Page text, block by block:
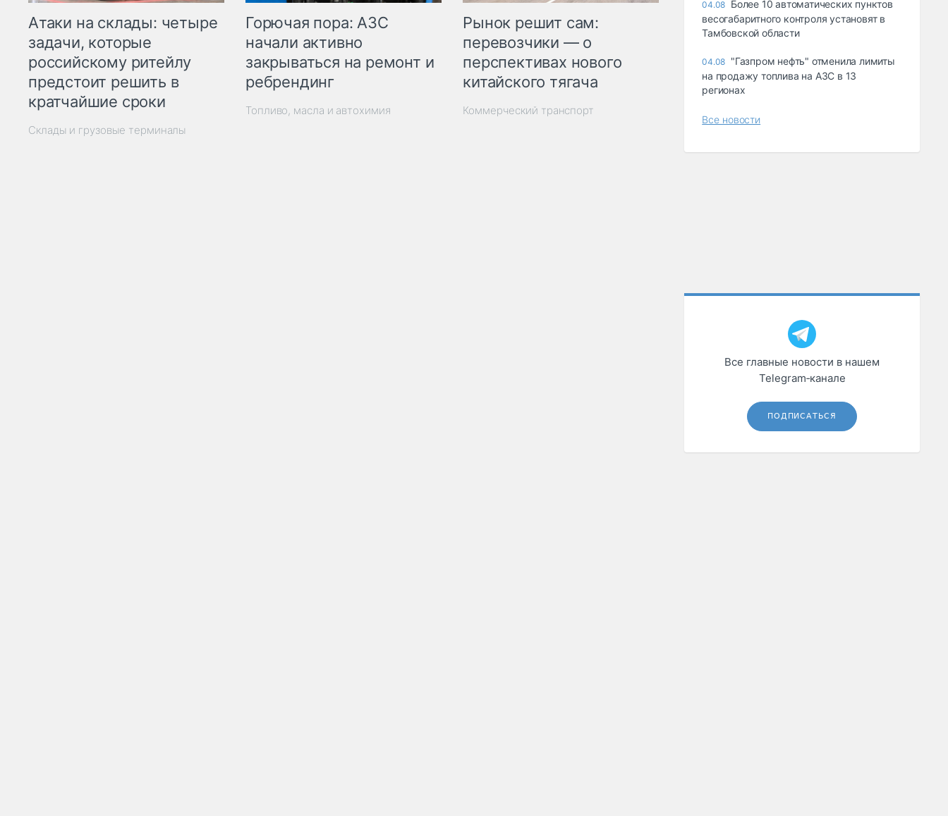
Атаки на склады: четыре
задачи, которые
российскому ритейлу
предстоит решить в
кратчайшие сроки
Склады и грузовые терминалы
Горючая пора: АЗС
начали активно
закрываться на ремонт и
ребрендинг
Топливо, масла и автохимия
Рынок решит сам:
перевозчики — о
перспективах нового
китайского тягача
Коммерческий транспорт
04.08 Более 10 автоматических пунктов
весогабаритного контроля установят в
Тамбовской области
04.08 "Газпром нефть" отменила лимиты
на продажу топлива на АЗС в 13
регионах
Все новости
Все главные новости в нашем
Telegram‑канале
ПОДПИСАТЬСЯ